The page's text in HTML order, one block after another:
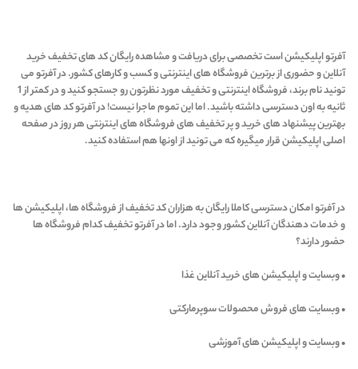
آفرتو اپلیکیشن است تخصصی برای دریافت و مشاهده رایگان کد های تخفیف خرید
آنلاین و حضوری از برترین فروشگاه های اینترنتی و کسب و کارهای کشور. در آفرتو می
تونید نام برند، فروشگاه اینترنتی و تخفیف مورد نظرتون رو جستجو کنید و در کمتر از 1
ثانیه به اون دسترسی داشته باشید. اما این تموم ماجرا نیست! در آفرتو کد های هدیه و
بهترین پیشنهاد های خرید و پر تخفیف های فروشگاه های اینترنتی هر روز در صفحه
اصلی اپلیکیشن قرار میگیره که می تونید از اونها هم استفاده کنید.
در آفرتو امکان دسترسی کاملا رایگان به هزاران کد تخفیف از فروشگاه ها، اپلیکیشن ها
و خدمات دهندگان آنلاین کشور وجود دارد. اما در آفرتو تخفیف کدام فروشگاه ها
حضور دارند؟
• وبسایت و اپلیکیشن های خرید آنلاین غذا
• وبسایت های فروش محصولات سوپرمارکتی
• وبسایت و اپلیکیشن های آموزشی